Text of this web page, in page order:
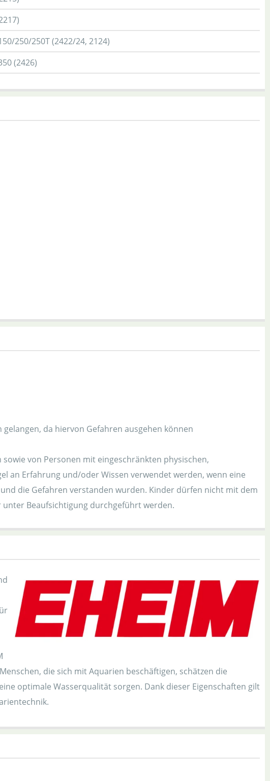
250/250T (2422/24, 2124)
(2426)
da hiervon Gefahren ausgehen können
von Personen mit eingeschränkten physischen,
an Erfahrung und/oder Wissen verwendet werden, wenn eine
die Gefahren verstanden wurden. Kinder dürfen nicht mit dem
Beaufsichtigung durchgeführt werden.
die sich mit Aquarien beschäftigen, schätzen die
optimale Wasserqualität sorgen. Dank dieser Eigenschaften gilt